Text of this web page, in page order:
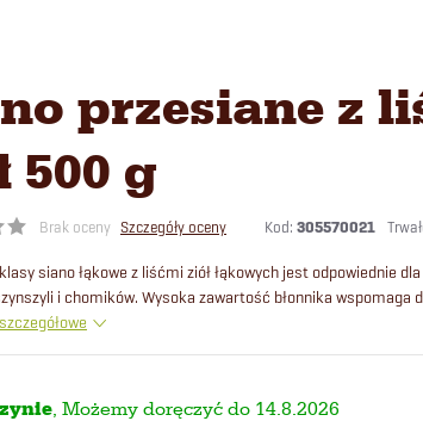
przesiane z
500 g
Brak oceny Szczegóły oceny Kod: 305570021
siano łąkowe z liśćmi ziół łąkowych jest odpowiednie
i chomików. Wysoka zawartość błonnika wspomaga
14.8.2026